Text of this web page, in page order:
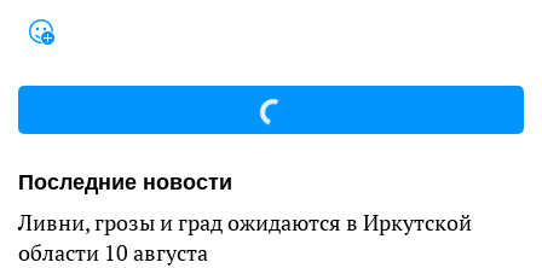
Последние новости
Ливни, грозы и град ожидаются в Иркутской
области 10 августа